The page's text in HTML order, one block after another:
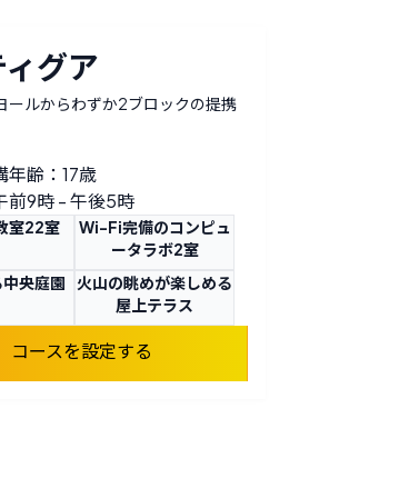
グア
ールからわずか2ブロックの提携
年齢：17歳
前9時 - 午後5時
室22室
Wi-Fi完備のコンピュ
ータラボ2室
央庭園
火山の眺めが楽しめる
屋上テラス
コースを設定する